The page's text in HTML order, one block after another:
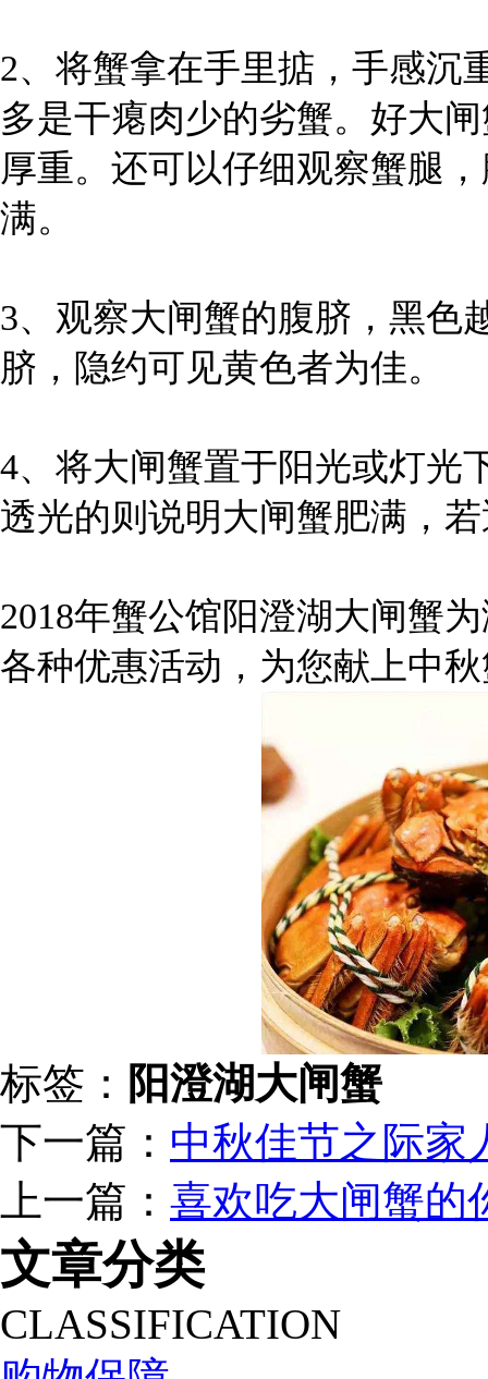
2、将蟹拿在手里掂，手感沉
多是干瘪肉少的劣蟹。好大
厚重。还可以仔细观察蟹腿
满。
3、观察大闸蟹的腹脐，黑色
脐，隐约可见黄色者为佳。
4、将大闸蟹置于阳光或灯光
透光的则说明大闸蟹肥满，
2018年蟹公馆阳澄湖大闸蟹
各种优惠活动，为您献上中
标签： 阳澄湖大闸蟹
下一篇： 中秋佳节之际家
上一篇： 喜欢吃大闸蟹的
文章分类
CLASSIFICATION